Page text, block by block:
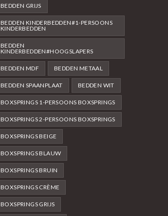
BEDDEN GRIJS
BEDDEN KINDERBEDDEN#1-PERSOONS
KINDERBEDDEN
BEDDEN
KINDERBEDDEN#HOOGSLAPERS
BEDDEN MDF BEDDEN METAAL
BEDDEN SPAANPLAAT BEDDEN WIT
BOXSPRINGS 1-PERSOONS BOXSPRINGS
BOXSPRINGS 2-PERSOONS BOXSPRINGS
BOXSPRINGS BEIGE
BOXSPRINGS BLAUW
BOXSPRINGS BRUIN
BOXSPRINGS CRÈME
BOXSPRINGS GRIJS